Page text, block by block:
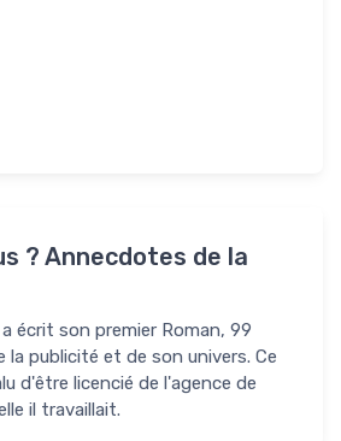
? Annecdotes de la
écrit son premier Roman, 99
la publicité et de son univers. Ce
d'être licencié de l'agence de
il travaillait.